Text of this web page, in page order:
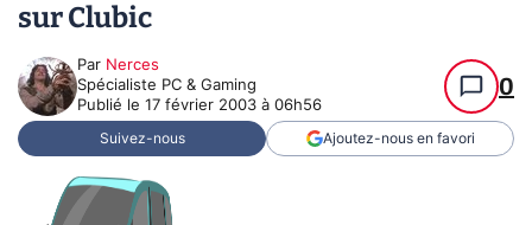
sur Clubic
Par Nerces
Spécialiste PC & Gaming
Publié le 17 février 2003 à 06h56
0
Suivez-nous Ajoutez-nous en favori